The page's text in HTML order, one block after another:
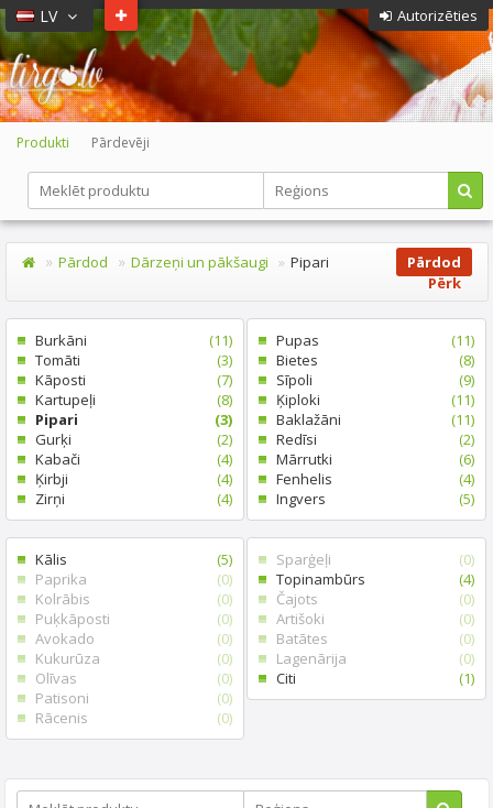
Autorizēties
LV
Produkti Pārdevēji
Pārdod Dārzeņi un pākšaugi Pipari
Pārdod
Pērk
Burkāni
(11)
Tomāti
(3)
Kāposti
(7)
Kartupeļi
(8)
Pipari
(3)
Gurķi
(2)
Kabači
(4)
Ķirbji
(4)
Zirņi
(4)
Pupas
(11)
Bietes
(8)
Sīpoli
(9)
Ķiploki
(11)
Baklažāni
(11)
Redīsi
(2)
Mārrutki
(6)
Fenhelis
(4)
Ingvers
(5)
Kālis
(5)
Paprika
(0)
Kolrābis
(0)
Puķkāposti
(0)
Avokado
(0)
Kukurūza
(0)
Olīvas
(0)
Patisoni
(0)
Rācenis
(0)
Sparģeļi
(0)
Topinambūrs
(4)
Čajots
(0)
Artišoki
(0)
Batātes
(0)
Lagenārija
(0)
Citi
(1)